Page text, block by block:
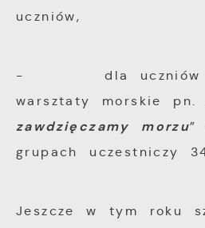
uczniów,
- dla uczniów
warsztaty morskie pn.
zawdzięczamy morzu”
grupach uczestniczy
Jeszcze w tym roku